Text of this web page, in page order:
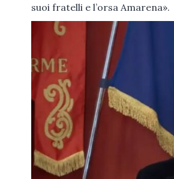
suoi fratelli e l’orsa Amarena».